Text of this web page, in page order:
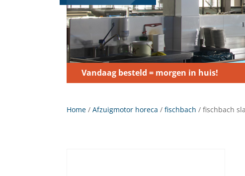
Vandaag besteld = morgen in huis!
Home /Afzuigmotor horeca /fischbach / fischbach